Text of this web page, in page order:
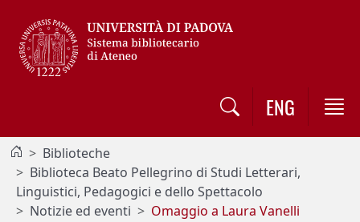
ENG
Biblioteche
Biblioteca Beato Pellegrino di Studi Letterari,
Linguistici, Pedagogici e dello Spettacolo
Notizie ed eventi
Omaggio a Laura Vanelli